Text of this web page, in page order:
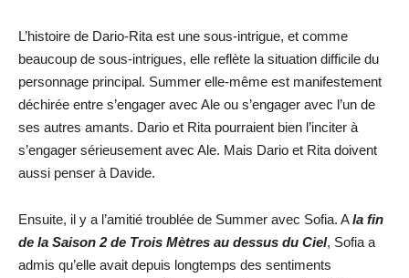
L’histoire de Dario-Rita est une sous-intrigue, et comme
beaucoup de sous-intrigues, elle reflète la situation difficile du
personnage principal. Summer elle-même est manifestement
déchirée entre s’engager avec Ale ou s’engager avec l’un de
ses autres amants. Dario et Rita pourraient bien l’inciter à
s’engager sérieusement avec Ale. Mais Dario et Rita doivent
aussi penser à Davide.
Ensuite, il y a l’amitié troublée de Summer avec Sofia. Ala fin
de la Saison 2 de Trois Mètres au dessus du Ciel, Sofia a
admis qu’elle avait depuis longtemps des sentiments